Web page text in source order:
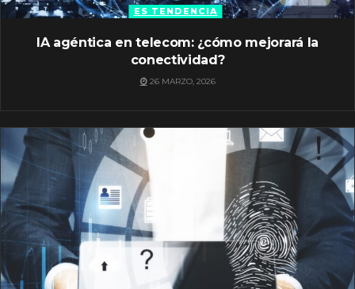
ES TENDENCIA
IA agéntica en telecom: ¿cómo mejorará la
conectividad?
26 MARZO, 2026